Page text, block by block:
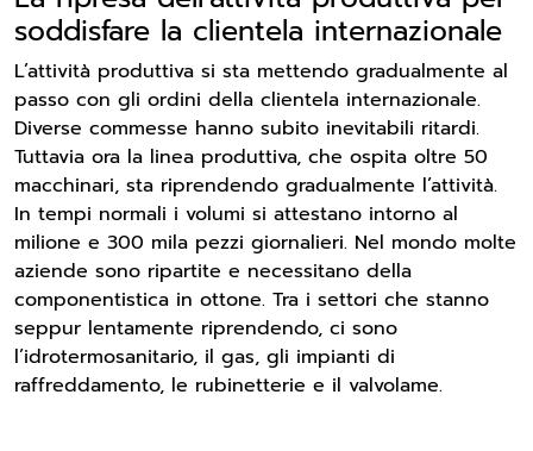
soddisfare la clientela internazionale
L’attività produttiva si sta mettendo gradualmente al
passo con gli ordini della clientela internazionale.
Diverse commesse hanno subito inevitabili ritardi.
Tuttavia ora la linea produttiva, che ospita oltre 50
macchinari, sta riprendendo gradualmente l’attività.
In tempi normali i volumi si attestano intorno al
milione e 300 mila pezzi giornalieri. Nel mondo molte
aziende sono ripartite e necessitano della
componentistica in ottone. Tra i settori che stanno
seppur lentamente riprendendo, ci sono
l’idrotermosanitario, il gas, gli impianti di
raffreddamento, le rubinetterie e il valvolame.